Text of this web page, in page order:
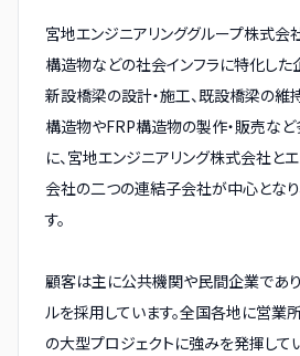
宮地エンジニアリンググループ株式会
構造物などの社会インフラに特化した
新設橋梁の設計・施工、既設橋梁の維
構造物やFRP構造物の製作・販売など
に、宮地エンジニアリング株式会社と
会社の二つの連結子会社が中心となり
す。
顧客は主に公共機関や民間企業であ
ルを採用しています。全国各地に営業
の大型プロジェクトに強みを発揮して